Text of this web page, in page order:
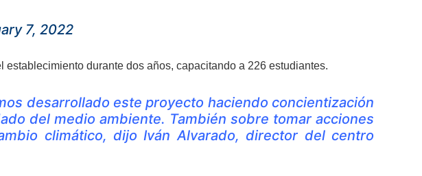
7, 2022
durante dos años, capacitando a 226 estudiantes.
desarrollado este proyecto haciendo concientización
del medio ambiente. También sobre tomar acciones
climático, dijo Iván Alvarado, director del centro